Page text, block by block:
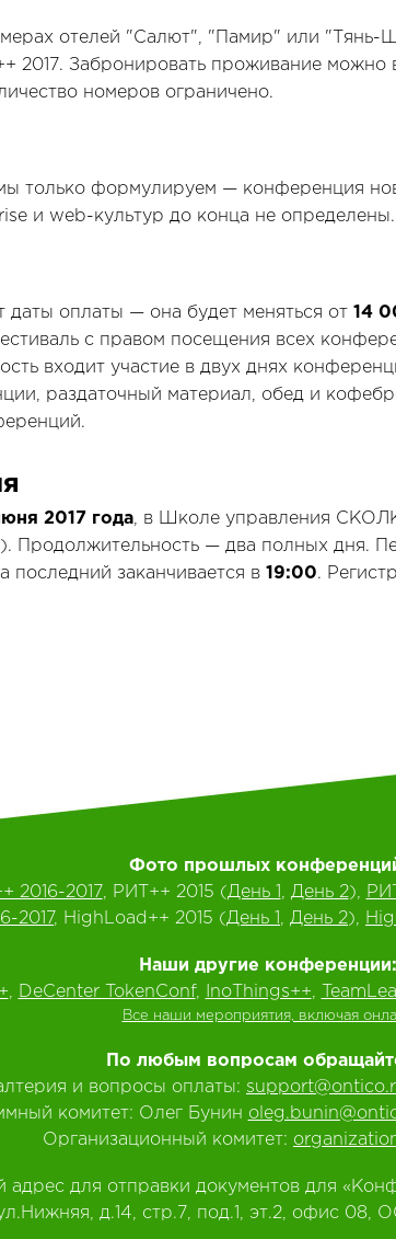
отелей "Салют", "Памир" или "Тянь-
2017. Забронировать проживание можно
номеров ограничено.
только формулируем — конференция
и web-культур до конца не определены.
даты оплаты — она будет меняться от 14
с правом посещения всех
входит участие в двух днях
раздаточный материал, обед и
2017 года, в Школе управления
Продолжительность — два полных дня.
последний заканчивается в 19:00.
Фото прошлых
2016-2017, РИТ++ 2015 (День 1 , День 2),
2017, HighLoad++ 2015 (День 1 , День 2),
Наши другие конференции:
, DeCenter TokenConf, InoThings++,
Все наши мероприятия, включая
По любым вопросам
и вопросы оплаты:
комитет: Олег Бунин
Организационный комитет:
адрес для отправки документов для
д.14, стр.7, под.1, эт.2, офис